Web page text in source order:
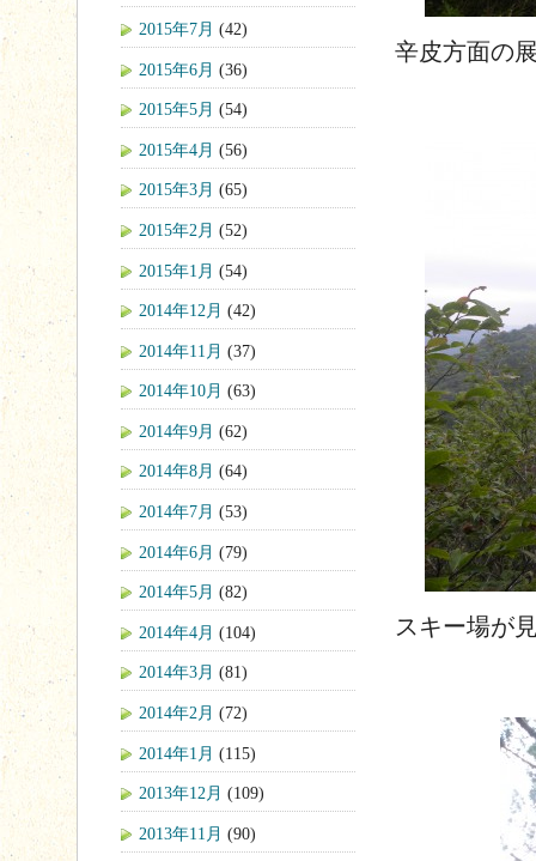
辛皮方面の
スキー場が
2015年7月 (42)
2015年6月 (36)
2015年5月 (54)
2015年4月 (56)
2015年3月 (65)
2015年2月 (52)
2015年1月 (54)
2014年12月 (42)
2014年11月 (37)
2014年10月 (63)
2014年9月 (62)
2014年8月 (64)
2014年7月 (53)
2014年6月 (79)
2014年5月 (82)
2014年4月 (104)
2014年3月 (81)
2014年2月 (72)
2014年1月 (115)
2013年12月 (109)
2013年11月 (90)